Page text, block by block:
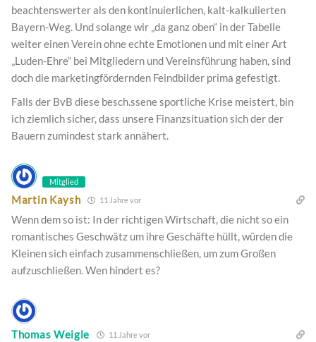
beachtenswerter als den kontinuierlichen, kalt-kalkulierten
Bayern-Weg. Und solange wir „da ganz oben“ in der Tabelle
weiter einen Verein ohne echte Emotionen und mit einer Art
„Luden-Ehre“ bei Mitgliedern und Vereinsführung haben, sind
doch die marketingfördernden Feindbilder prima gefestigt.
Falls der BvB diese besch.ssene sportliche Krise meistert, bin
ich ziemlich sicher, dass unsere Finanzsituation sich der der
Bauern zumindest stark annähert.
Mitglied
Martin Kaysh 11 Jahre vor
Wenn dem so ist: In der richtigen Wirtschaft, die nicht so ein
romantisches Geschwätz um ihre Geschäfte hüllt, würden die
Kleinen sich einfach zusammenschließen, um zum Großen
aufzuschließen. Wen hindert es?
Thomas Weigle 11 Jahre vor